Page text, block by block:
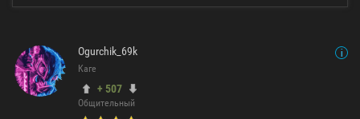
Ogurchik_69k
Каге
+ 507
Общительный